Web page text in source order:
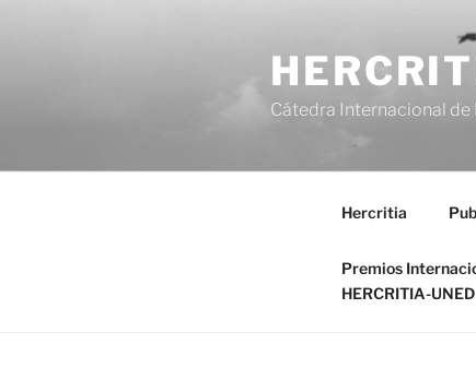
Cátedra Internacional
Hercritia
Premios
HERCRITIA-UNED